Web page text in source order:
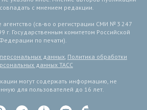
с мнением редакции.
(св-во о регистрации СМИ № 3 247
г. Государственным комитетом Российской
по печати).
данных, Политика обработки
данных ТАСС
могут содержать информацию, не
для пользователей до 16 лет.